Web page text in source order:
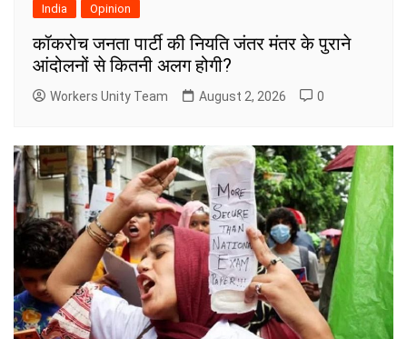
India Opinion
कॉकरोच जनता पार्टी की नियति जंतर मंतर के पुराने
आंदोलनों से कितनी अलग होगी?
Workers Unity Team August 2, 2026 0